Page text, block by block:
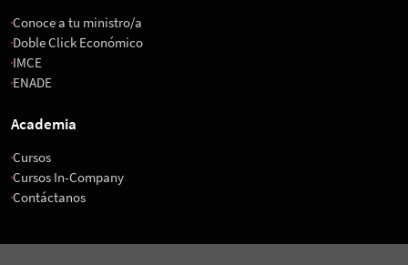
Conoce a tu ministro/a
Doble Click Económico
IMCE
ENADE
Academia
Cursos
Cursos In-Company
Contáctanos